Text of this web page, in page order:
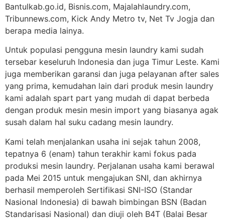
Bantulkab.go.id, Bisnis.com, Majalahlaundry.com,
Tribunnews.com, Kick Andy Metro tv, Net Tv Jogja dan
berapa media lainya.
Untuk populasi pengguna mesin laundry kami sudah
tersebar keseluruh Indonesia dan juga Timur Leste. Kami
juga memberikan garansi dan juga pelayanan after sales
yang prima, kemudahan lain dari produk mesin laundry
kami adalah spart part yang mudah di dapat berbeda
dengan produk mesin mesin import yang biasanya agak
susah dalam hal suku cadang mesin laundry.
Kami telah menjalankan usaha ini sejak tahun 2008,
tepatnya 6 (enam) tahun terakhir kami fokus pada
produksi mesin laundry. Perjalanan usaha kami berawal
pada Mei 2015 untuk mengajukan SNI, dan akhirnya
berhasil memperoleh Sertifikasi SNI-ISO (Standar
Nasional Indonesia) di bawah bimbingan BSN (Badan
Standarisasi Nasional) dan diuji oleh B4T (Balai Besar